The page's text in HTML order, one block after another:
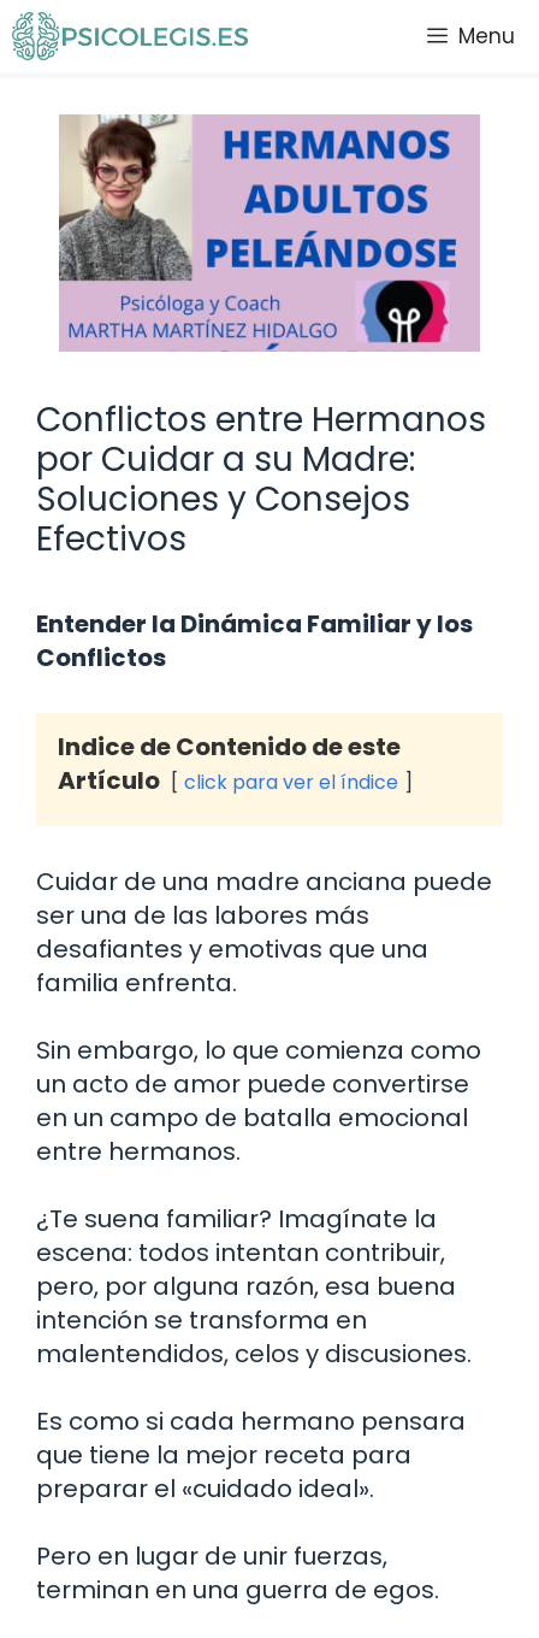
Saltar
al
Menu
Conflictos entre Hermanos
por Cuidar a su Madre:
Soluciones y Consejos
Efectivos
Entender la Dinámica Familiar y los
Conflictos
Indice de Contenido de este
Artículo
click para ver el índice
Cuidar de una madre anciana puede
ser una de las labores más
desafiantes y emotivas que una
familia enfrenta.
Sin embargo, lo que comienza como
un acto de amor puede convertirse
en un campo de batalla emocional
entre hermanos.
¿Te suena familiar? Imagínate la
escena: todos intentan contribuir,
pero, por alguna razón, esa buena
intención se transforma en
malentendidos, celos y discusiones.
Es como si cada hermano pensara
que tiene la mejor receta para
preparar el «cuidado ideal».
Pero en lugar de unir fuerzas,
terminan en una guerra de egos.